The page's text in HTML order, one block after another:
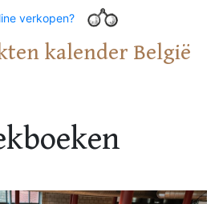
verkopen?
kalender België